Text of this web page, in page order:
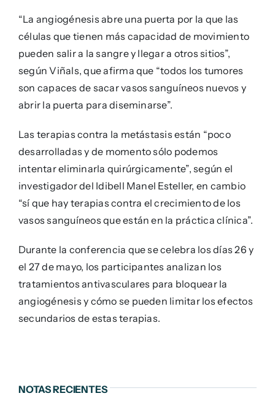
“La angiogénesis abre una puerta por la que las
células que tienen más capacidad de movimiento
pueden salir a la sangre y llegar a otros sitios”,
según Viñals, que afirma que “todos los tumores
son capaces de sacar vasos sanguíneos nuevos y
abrir la puerta para diseminarse”.
Las terapias contra la metástasis están “poco
desarrolladas y de momento sólo podemos
intentar eliminarla quirúrgicamente”, según el
investigador del Idibell Manel Esteller, en cambio
“sí que hay terapias contra el crecimiento de los
vasos sanguíneos que están en la práctica clínica”.
Durante la conferencia que se celebra los días 26 y
el 27 de mayo, los participantes analizan los
tratamientos antivasculares para bloquear la
angiogénesis y cómo se pueden limitar los efectos
secundarios de estas terapias.
NOTAS RECIENTES